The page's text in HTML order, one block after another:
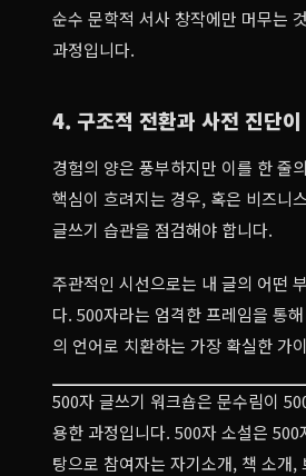
순수 문학적 서사 창작에만 머무는
과정입니다.
4. 구조적 전환과 사전 진단
경험의 양은 풍부하지만 이를 한 줄
핵심이 흐려지는 경우, 혹은 비즈니
글쓰기 습관을 점검해야 합니다.
주관적인 시선으로는 내 글의 어떤
다. 500자라는 엄격한 프레임을 통
의 언어로 치환하는 가장 확실한 가
500자 글쓰기 워크숍은 문수림이
용한 과정입니다. 500자 소설은
탕으로 참여자는 자기소개, 책 소개